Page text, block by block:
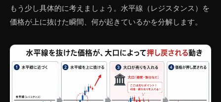
もう少し具体的に考えましょう。水平線（レジスタンス）を
価格が上に抜けた瞬間、何が起きているかを分解します。